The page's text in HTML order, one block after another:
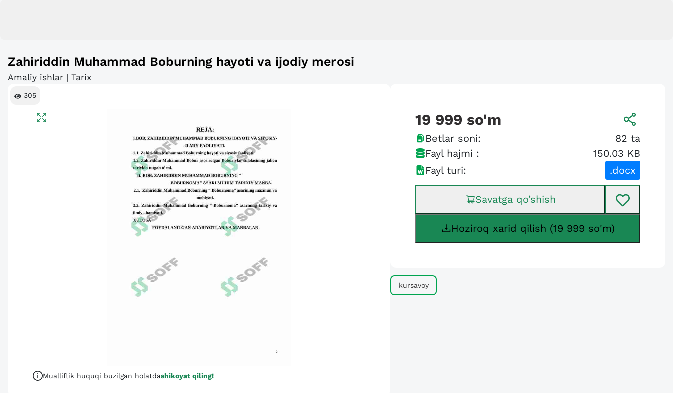
Zahiriddin Muhammad Boburning hayoti va ijodiy merosi
Amaliy ishlar | Tarix
305
Mualliflik huquqi buzilgan holatdashikoyat qiling!
19 999 so'm
Betlar soni: 82 ta
Fayl hajmi :
150.03 KB
Fayl turi:
.docx
Savatga qo’shish
Hoziroq xarid qilish (19 999 so'm)
kursavoy